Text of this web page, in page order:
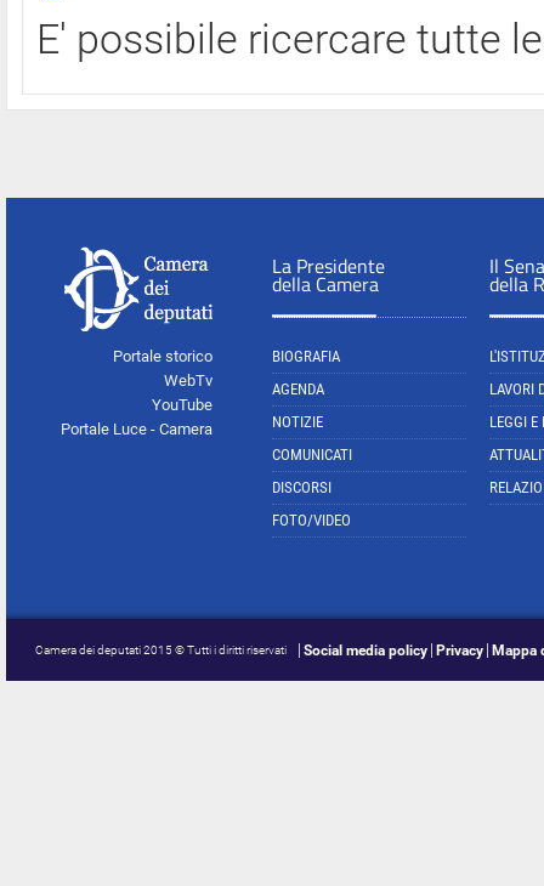
E' possibile ricercare tutte
Portale storico
WebTv
YouTube
Portale Luce - Camera
La Presidente
della Camera
BIOGRAFIA
AGENDA
NOTIZIE
COMUNICATI
DISCORSI
FOTO/VIDEO
Il
della
LAVORI
LEGGI E
Camera dei deputati 2015 © Tutti i diritti riservati Social media policy Privacy Mappa